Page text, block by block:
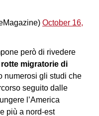
October 16,
però di rivedere
rotte migratorie di
numerosi gli studi che
seguito dalle
l’America
più a nord-est